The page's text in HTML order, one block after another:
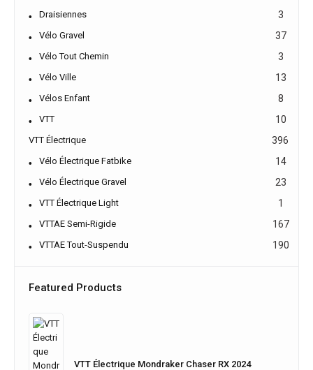
Draisiennes 3
Vélo Gravel 37
Vélo Tout Chemin 3
Vélo Ville 13
Vélos Enfant 8
VTT 10
VTT Électrique 396
Vélo Électrique Fatbike 14
Vélo Électrique Gravel 23
VTT Électrique Light 1
VTTAE Semi-Rigide 167
VTTAE Tout-Suspendu 190
Featured Products
VTT Électrique Mondraker Chaser RX 2024